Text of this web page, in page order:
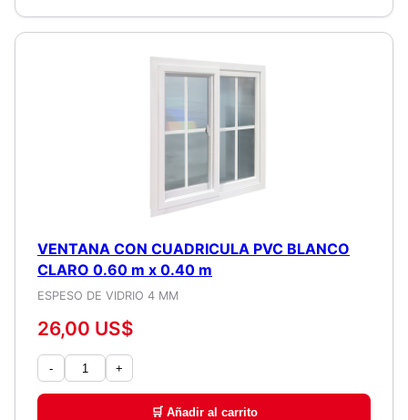
VENTANA CON CUADRICULA PVC BLANCO
CLARO 0.60 m x 0.40 m
ESPESO DE VIDRIO 4 MM
26,00 US$
- +
🛒 Añadir al carrito